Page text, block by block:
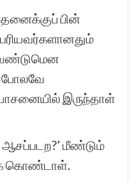
பின்
போலவே
இருந்தாள்
ஆசப்படற?’ மீண்டும்
கொண்டாள்.
ஒவ்வொரு
கதை
என்ற
உண்மையில்